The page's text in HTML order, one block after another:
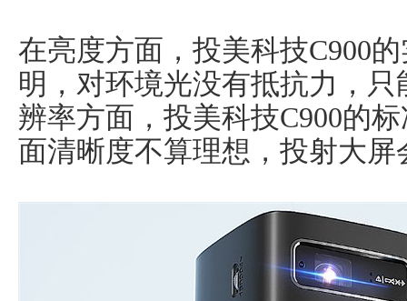
在亮度方面，投美科技C900
明，对环境光没有抵抗力，
辨率方面，投美科技C900的
面清晰度不算理想，投射大屏